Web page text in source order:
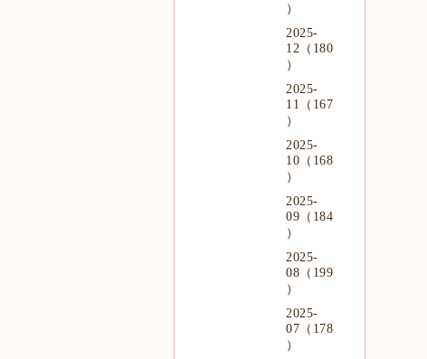
）
2025-
12（180
）
2025-
11（167
）
2025-
10（168
）
2025-
09（184
）
2025-
08（199
）
2025-
07（178
）